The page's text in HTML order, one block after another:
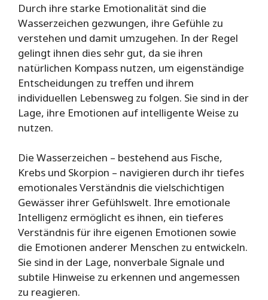
Durch ihre starke Emotionalität sind die
Wasserzeichen gezwungen, ihre Gefühle zu
verstehen und damit umzugehen. In der Regel
gelingt ihnen dies sehr gut, da sie ihren
natürlichen Kompass nutzen, um eigenständige
Entscheidungen zu treffen und ihrem
individuellen Lebensweg zu folgen. Sie sind in der
Lage, ihre Emotionen auf intelligente Weise zu
nutzen.
Die Wasserzeichen – bestehend aus Fische,
Krebs und Skorpion – navigieren durch ihr tiefes
emotionales Verständnis die vielschichtigen
Gewässer ihrer Gefühlswelt. Ihre emotionale
Intelligenz ermöglicht es ihnen, ein tieferes
Verständnis für ihre eigenen Emotionen sowie
die Emotionen anderer Menschen zu entwickeln.
Sie sind in der Lage, nonverbale Signale und
subtile Hinweise zu erkennen und angemessen
zu reagieren.